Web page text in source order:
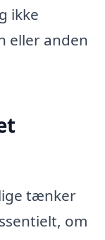
ikke
eller anden
tænker
om